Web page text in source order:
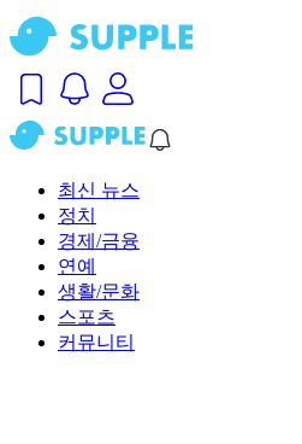
최신 뉴스
정치
경제/금융
연예
생활/문화
스포츠
커뮤니티